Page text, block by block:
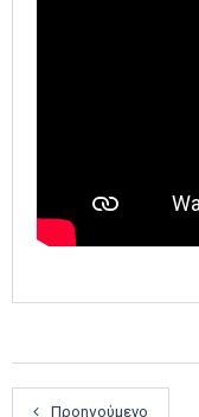
Προηγούμενο